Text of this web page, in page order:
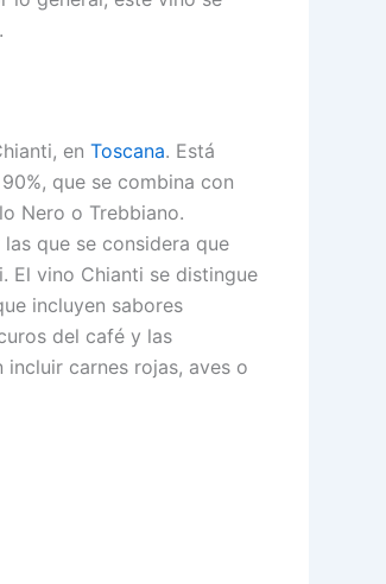
en Toscana. Está
que se combina con
Nero o Trebbiano.
que se considera que
El vino Chianti se distingue
incluyen sabores
del café y las
carnes rojas, aves o